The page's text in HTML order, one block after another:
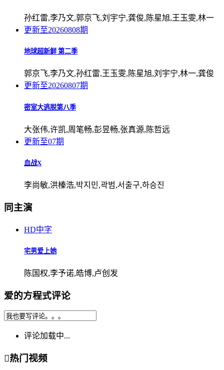
孙红雷,李乃文,郭京飞,刘宇宁,龚俊,陈星旭,王玉雯,林一
更新至20260808期
地球超新鲜 第二季
郭京飞,李乃文,孙红雷,王玉雯,陈星旭,刘宇宁,林一,龚俊
更新至20260807期
密室大逃脱第八季
大张伟,许凯,周笔畅,彭昱畅,张真源,陈哲远
更新至07期
血战X
李尚敏,洪榛浩,박지민,곽범,서출구,하승진
同主演
HD中字
宅男爱上她
陈国权,李予诺,皓博,卢创发
爱的方程式评论
评论加载中...
热门视频